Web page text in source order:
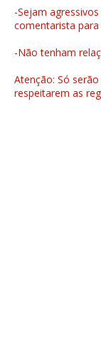
-Sejam
comentarista
-Não tenham
Atenção: Só
respeitarem as